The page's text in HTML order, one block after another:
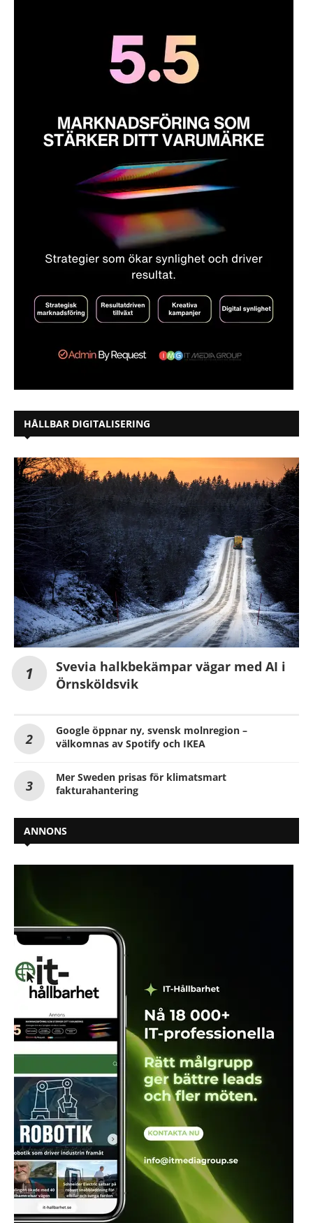
HÅLLBAR DIGITALISERING
Svevia halkbekämpar vägar med AI i
Örnsköldsvik
Google öppnar ny, svensk molnregion –
välkomnas av Spotify och IKEA
Mer Sweden prisas för klimatsmart
fakturahantering
ANNONS